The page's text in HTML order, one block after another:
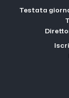
Testata